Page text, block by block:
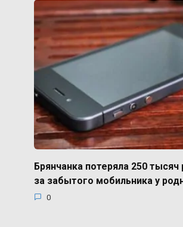
Брянчанка потеряла 250 тысяч
за забытого мобильника у
0